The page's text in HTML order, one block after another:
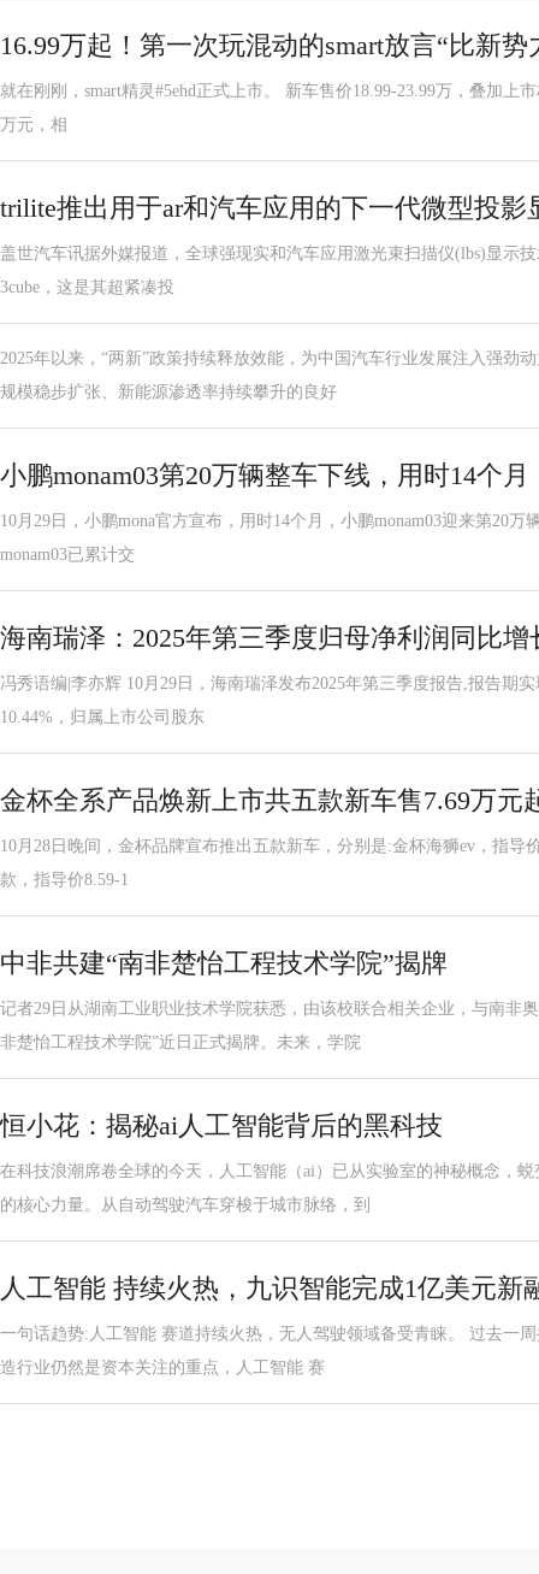
16.99万起！第一次玩混动的smart放言“比新势
就在刚刚，smart精灵#5ehd正式上市。 新车售价18.99-23.99万，叠加上
万元，相
trilite推出用于ar和汽车应用的下一代微型投影
盖世汽车讯据外媒报道，全球强现实和汽车应用激光束扫描仪(lbs)显示
3cube，这是其超紧凑投
2025年以来，“两新”政策持续释放效能，为中国汽车行业发展注入强劲
规模稳步扩张、新能源渗透率持续攀升的良好
小鹏monam03第20万辆整车下线，用时14个月
10月29日，小鹏mona官方宣布，用时14个月，小鹏monam03迎来第20
monam03已累计交
海南瑞泽：2025年第三季度归母净利润同比增
冯秀语编|李亦辉 10月29日，海南瑞泽发布2025年第三季度报告,报告期
10.44%，归属上市公司股东
金杯全系产品焕新上市共五款新车售7.69万元
10月28日晚间，金杯品牌宣布推出五款新车，分别是:金杯海狮ev，指导
款，指导价8.59-1
中非共建“南非楚怡工程技术学院”揭牌
记者29日从湖南工业职业技术学院获悉，由该校联合相关企业，与南非
非楚怡工程技术学院”近日正式揭牌。未来，学院
恒小花：揭秘ai人工智能背后的黑科技
在科技浪潮席卷全球的今天，人工智能（ai）已从实验室的神秘概念，
的核心力量。从自动驾驶汽车穿梭于城市脉络，到
人工智能 持续火热，九识智能完成1亿美元新
一句话趋势:人工智能 赛道持续火热，无人驾驶领域备受青睐。 过去一
造行业仍然是资本关注的重点，人工智能 赛